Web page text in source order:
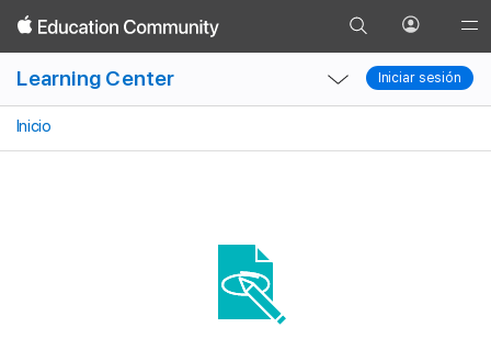
Ir
a
la
página
Abrir
menú
de
perfil
Iniciar sesión
Nav
Learning Center
Local
Nav
Menu
Local
Nav
Menu
Iniciar sesión
Inicio
Plantillas Texto Figuras Dibujo